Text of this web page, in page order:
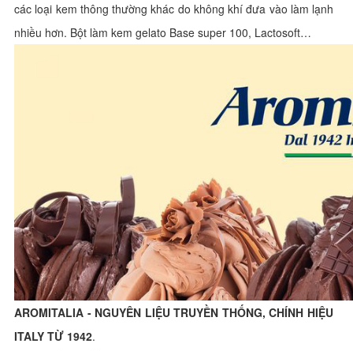
các loại kem thông thường khác do không khí đưa vào làm lạnh
nhiều hơn. Bột làm kem gelato Base super 100, Lactosoft…
AROMITALIA - NGUYÊN LIỆU TRUYỀN THỐNG, CHÍNH HIỆU
ITALY TỪ 1942.